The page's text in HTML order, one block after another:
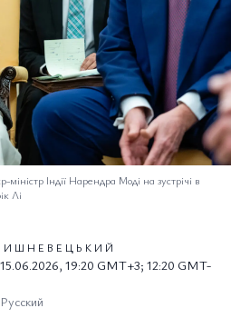
Індії Нарендра Моді на зустрічі в
Лі
19:20 GMT+3; 12:20 GMT-